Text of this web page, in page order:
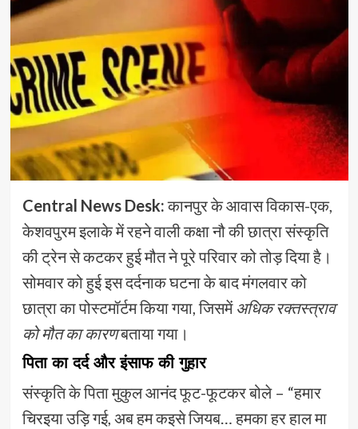
Central News Desk:कानपुर के आवास विकास-एक,
केशवपुरम इलाके में रहने वाली कक्षा नौ की छात्रा संस्कृति
की ट्रेन से कटकर हुई मौत ने पूरे परिवार को तोड़ दिया है।
सोमवार को हुई इस दर्दनाक घटना के बाद मंगलवार को
छात्रा का पोस्टमॉर्टम किया गया, जिसमें अधिक रक्तस्त्राव
को मौत का कारणबताया गया।
पिता का दर्द और इंसाफ की गुहार
संस्कृति के पिता मुकुल आनंद फूट-फूटकर बोले – “हमार
चिरइया उड़ि गई, अब हम कइसे जियब… हमका हर हाल मा